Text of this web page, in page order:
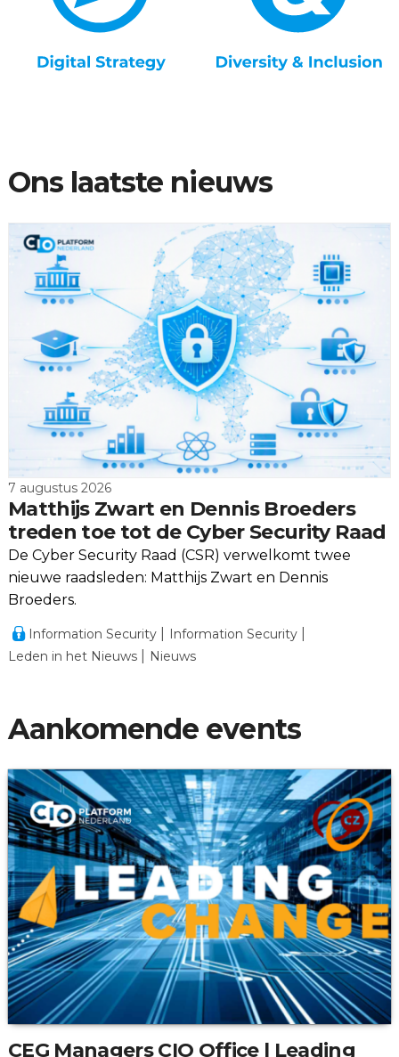
Ons laatste nieuws
7 augustus 2026
Matthijs Zwart en Dennis Broeders
treden toe tot de Cyber Security Raad
De Cyber Security Raad (CSR) verwelkomt twee
nieuwe raadsleden: Matthijs Zwart en Dennis
Broeders.
Information Security
Information Security
Leden in het Nieuws
Nieuws
Aankomende events
CEG Managers CIO Office | Leading